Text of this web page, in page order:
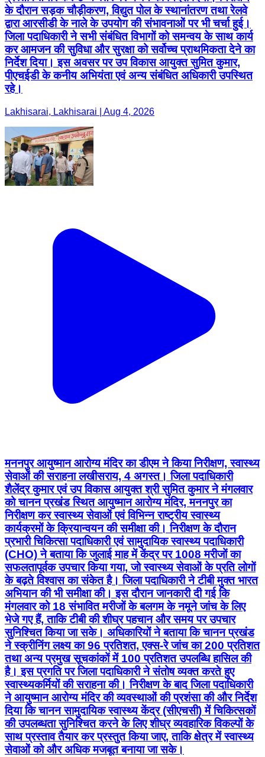
के दौरान सड़क चौड़ीकरण, विद्युत पोल के स्थानांतरण तथा रेलवे
द्वारा आरसीडी के नाले के उपयोग की संभावनाओं पर भी चर्चा हुई।
जिला पदाधिकारी ने सभी संबंधित विभागों को समन्वय के साथ कार्य
कर आमजन की सुविधा और सुरक्षा को सर्वोच्च प्राथमिकता देने का
निर्देश दिया। इस अवसर पर उप विकास आयुक्त सुमित कुमार,
पीएचईडी के कनीय अभियंता एवं अन्य संबंधित अधिकारी उपस्थित
रहे।
Lakhisarai, Lakhisarai | Aug 4, 2026
मननपुर आयुष्मान आरोग्य मंदिर का डीएम ने किया निरीक्षण, स्वास्थ्य
सेवाओं की सराहना लखीसराय, 4 अगस्त। जिला पदाधिकारी
शैलेंद्र कुमार एवं उप विकास आयुक्त श्री सुमित कुमार ने मंगलवार
को चानन प्रखंड स्थित आयुष्मान आरोग्य मंदिर, मननपुर का
निरीक्षण कर स्वास्थ्य सेवाओं एवं विभिन्न राष्ट्रीय स्वास्थ्य
कार्यक्रमों के क्रियान्वयन की समीक्षा की। निरीक्षण के दौरान
प्रभारी चिकित्सा पदाधिकारी एवं सामुदायिक स्वास्थ्य पदाधिकारी
(CHO) ने बताया कि जुलाई माह में केंद्र पर 1008 मरीजों का
सफलतापूर्वक उपचार किया गया, जो स्वास्थ्य सेवाओं के प्रति लोगों
के बढ़ते विश्वास का संकेत है। जिला पदाधिकारी ने टीबी मुक्त भारत
अभियान की भी समीक्षा की। इस दौरान जानकारी दी गई कि
मंगलवार को 18 संभावित मरीजों के बलगम के नमूने जांच के लिए
भेजे गए हैं, ताकि टीबी की शीघ्र पहचान और समय पर उपचार
सुनिश्चित किया जा सके। अधिकारियों ने बताया कि चानन प्रखंड
ने स्क्रीनिंग लक्ष्य का 96 प्रतिशत, एक्स-रे जांच का 200 प्रतिशत
तथा अन्य प्रमुख सूचकांकों में 100 प्रतिशत उपलब्धि हासिल की
है। इस प्रगति पर जिला पदाधिकारी ने संतोष व्यक्त करते हुए
स्वास्थ्यकर्मियों की सराहना की। निरीक्षण के बाद जिला पदाधिकारी
ने आयुष्मान आरोग्य मंदिर की व्यवस्थाओं की प्रशंसा की और निर्देश
दिया कि चानन सामुदायिक स्वास्थ्य केंद्र (सीएचसी) में चिकित्सकों
की उपलब्धता सुनिश्चित करने के लिए शीघ्र व्यवहारिक विकल्पों के
साथ प्रस्ताव तैयार कर प्रस्तुत किया जाए, ताकि क्षेत्र में स्वास्थ्य
सेवाओं को और अधिक मजबूत बनाया जा सके।